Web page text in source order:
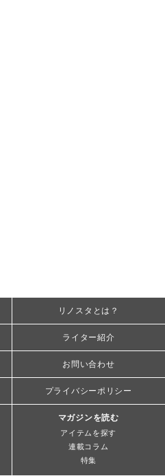
リノスタとは？
ライター紹介
お問い合わせ
プライバシーポリシー
マガジンを読む
アイテムを探す
連載コラム
特集